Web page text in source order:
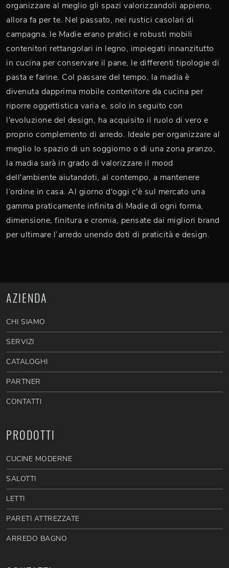
organizzare al meglio gli spazi valorizzandoli appieno,
allora fa per te. Nel passato, nei rustici casolari di
campagna, le Madie erano pratici e robusti mobili
contenitori rettangolari in legno, impiegati innanzitutto
in cucina per conservare il pane, le differenti tipologie di
pasta e farine. Col passare del tempo, la madia è
divenuta dapprima mobile contenitore da cucina per
riporre oggettistica varia e, solo in seguito con
l'evoluzione del design, ha acquisito il ruolo di vero e
proprio complemento di arredo. Ideale per organizzare al
meglio lo spazio di un soggiorno o di una zona pranzo,
la madia sarà in grado di valorizzare il mood
dell'ambiente aiutandoti, al contempo, a mantenere
l’ordine in casa. Al giorno d'oggi c'è sul mercato una
gamma praticamente infinita di Madie di ogni forma,
dimensione, finitura e cromia, pensate dai migliori brand
per ultimare l’arredo unendo doti di praticità e design.
AZIENDA
CHI SIAMO
SERVIZI
CATALOGHI
PARTNER
CONTATTI
PRODOTTI
CUCINE MODERNE
SALOTTI
LETTI
PARETI ATTREZZATE
ARREDO BAGNO